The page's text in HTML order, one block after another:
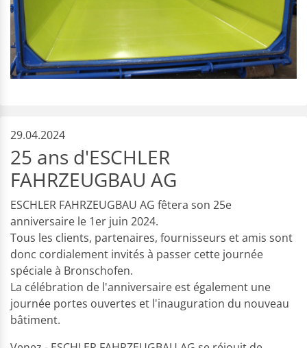
29.04.2024
25 ans d'ESCHLER
FAHRZEUGBAU AG
ESCHLER FAHRZEUGBAU AG fêtera son 25e
anniversaire le 1er juin 2024.
Tous les clients, partenaires, fournisseurs et amis sont
donc cordialement invités à passer cette journée
spéciale à Bronschofen.
La célébration de l'anniversaire est également une
journée portes ouvertes et l'inauguration du nouveau
bâtiment.